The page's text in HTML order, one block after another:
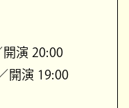
演 20:00
開演 19:00